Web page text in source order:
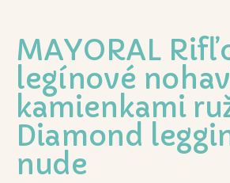
MAYORAL
legínové
kamienkami
Diamond
nude